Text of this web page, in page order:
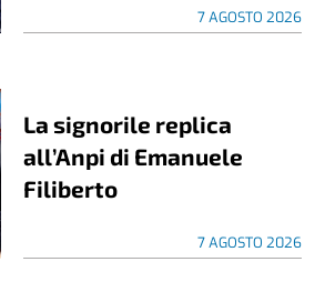
7 AGOSTO 2026
La signorile replica
all’Anpi di Emanuele
Filiberto
7 AGOSTO 2026